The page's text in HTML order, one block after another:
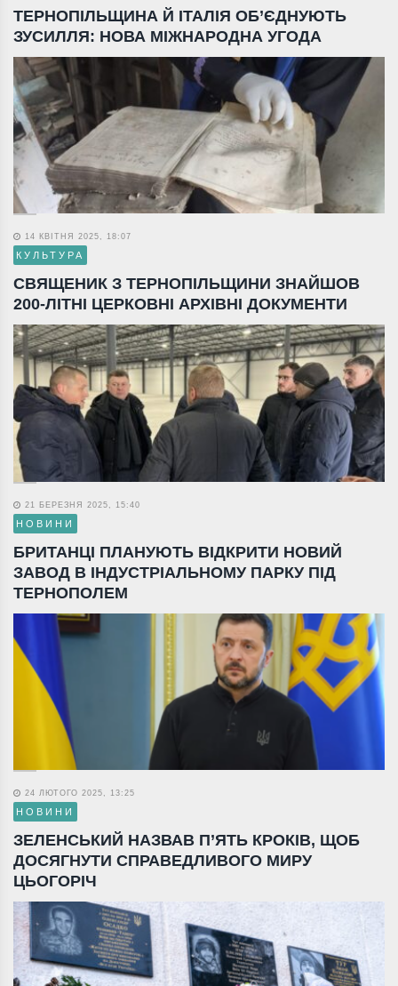
ТЕРНОПІЛЬЩИНА Й ІТАЛІЯ ОБ’ЄДНУЮТЬ
ЗУСИЛЛЯ: НОВА МІЖНАРОДНА УГОДА
14 КВІТНЯ 2025, 18:07
КУЛЬТУРА
СВЯЩЕНИК З ТЕРНОПІЛЬЩИНИ ЗНАЙШОВ
200-ЛІТНІ ЦЕРКОВНІ АРХІВНІ ДОКУМЕНТИ
21 БЕРЕЗНЯ 2025, 15:40
НОВИНИ
БРИТАНЦІ ПЛАНУЮТЬ ВІДКРИТИ НОВИЙ
ЗАВОД В ІНДУСТРІАЛЬНОМУ ПАРКУ ПІД
ТЕРНОПОЛЕМ
24 ЛЮТОГО 2025, 13:25
НОВИНИ
ЗЕЛЕНСЬКИЙ НАЗВАВ П’ЯТЬ КРОКІВ, ЩОБ
ДОСЯГНУТИ СПРАВЕДЛИВОГО МИРУ
ЦЬОГОРІЧ